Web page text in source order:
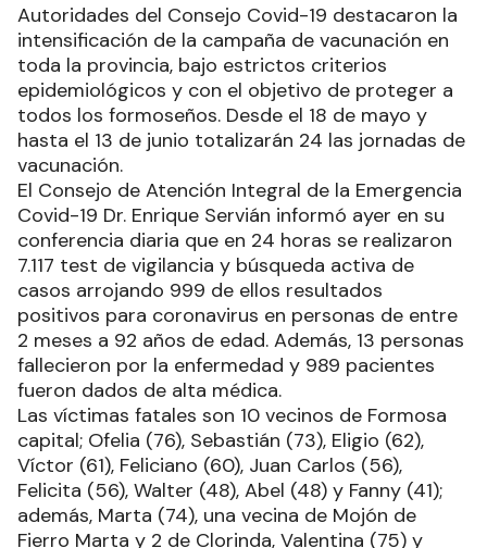
Autoridades del Consejo Covid-19 destacaron la
intensificación de la campaña de vacunación en
toda la provincia, bajo estrictos criterios
epidemiológicos y con el objetivo de proteger a
todos los formoseños. Desde el 18 de mayo y
hasta el 13 de junio totalizarán 24 las jornadas de
vacunación.
El Consejo de Atención Integral de la Emergencia
Covid-19 Dr. Enrique Servián informó ayer en su
conferencia diaria que en 24 horas se realizaron
7.117 test de vigilancia y búsqueda activa de
casos arrojando 999 de ellos resultados
positivos para coronavirus en personas de entre
2 meses a 92 años de edad. Además, 13 personas
fallecieron por la enfermedad y 989 pacientes
fueron dados de alta médica.
Las víctimas fatales son 10 vecinos de Formosa
capital; Ofelia (76), Sebastián (73), Eligio (62),
Víctor (61), Feliciano (60), Juan Carlos (56),
Felicita (56), Walter (48), Abel (48) y Fanny (41);
además, Marta (74), una vecina de Mojón de
Fierro Marta y 2 de Clorinda, Valentina (75) y